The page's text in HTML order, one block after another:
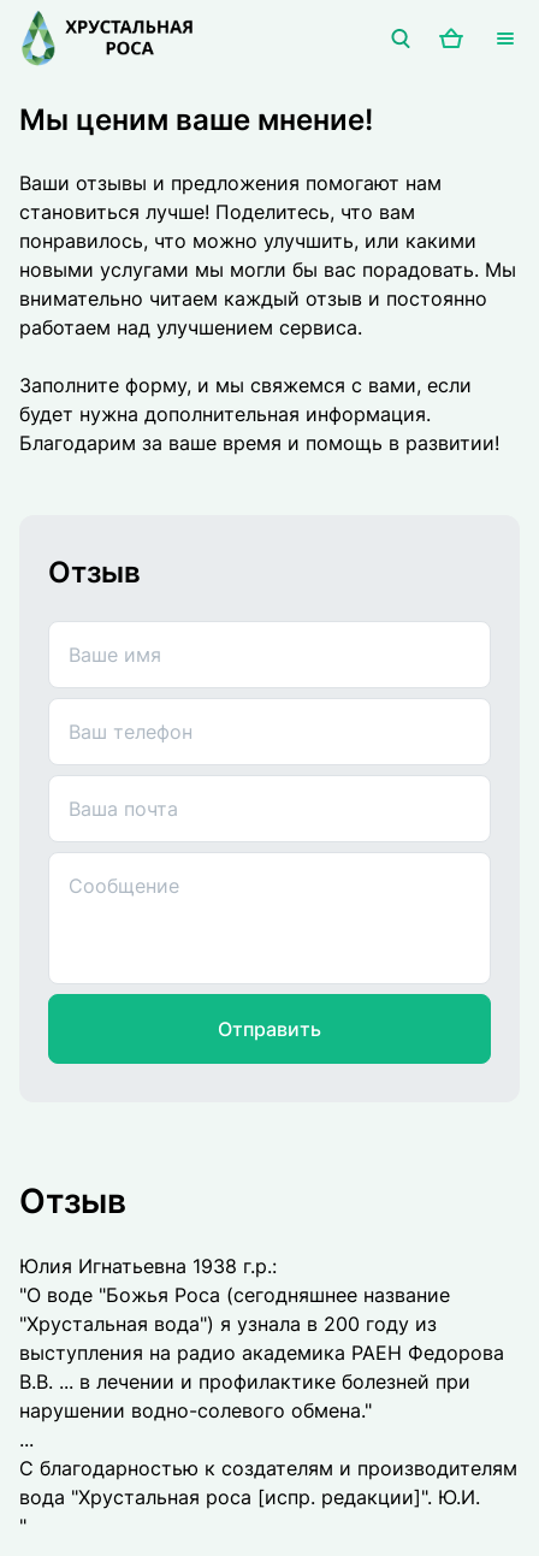
Отзыв
Ваше имя
Ваш телефон
Ваша почта
Сообщение
Отправить
Мы ценим ваше мнение!
Ваши отзывы и предложения помогают нам
становиться лучше! Поделитесь, что вам
понравилось, что можно улучшить, или какими
новыми услугами мы могли бы вас порадовать. Мы
внимательно читаем каждый отзыв и постоянно
работаем над улучшением сервиса.
Заполните форму, и мы свяжемся с вами, если
будет нужна дополнительная информация.
Благодарим за ваше время и помощь в развитии!
Отзыв
Юлия Игнатьевна 1938 г.р.:
"О воде "Божья Роса (сегодняшнее название
"Хрустальная вода") я узнала в 200 году из
выступления на радио академика РАЕН Федорова
В.В. ... в лечении и профилактике болезней при
нарушении водно-солевого обмена."
...
С благодарностью к создателям и производителям
вода "Хрустальная роса [испр. редакции]". Ю.И.
"